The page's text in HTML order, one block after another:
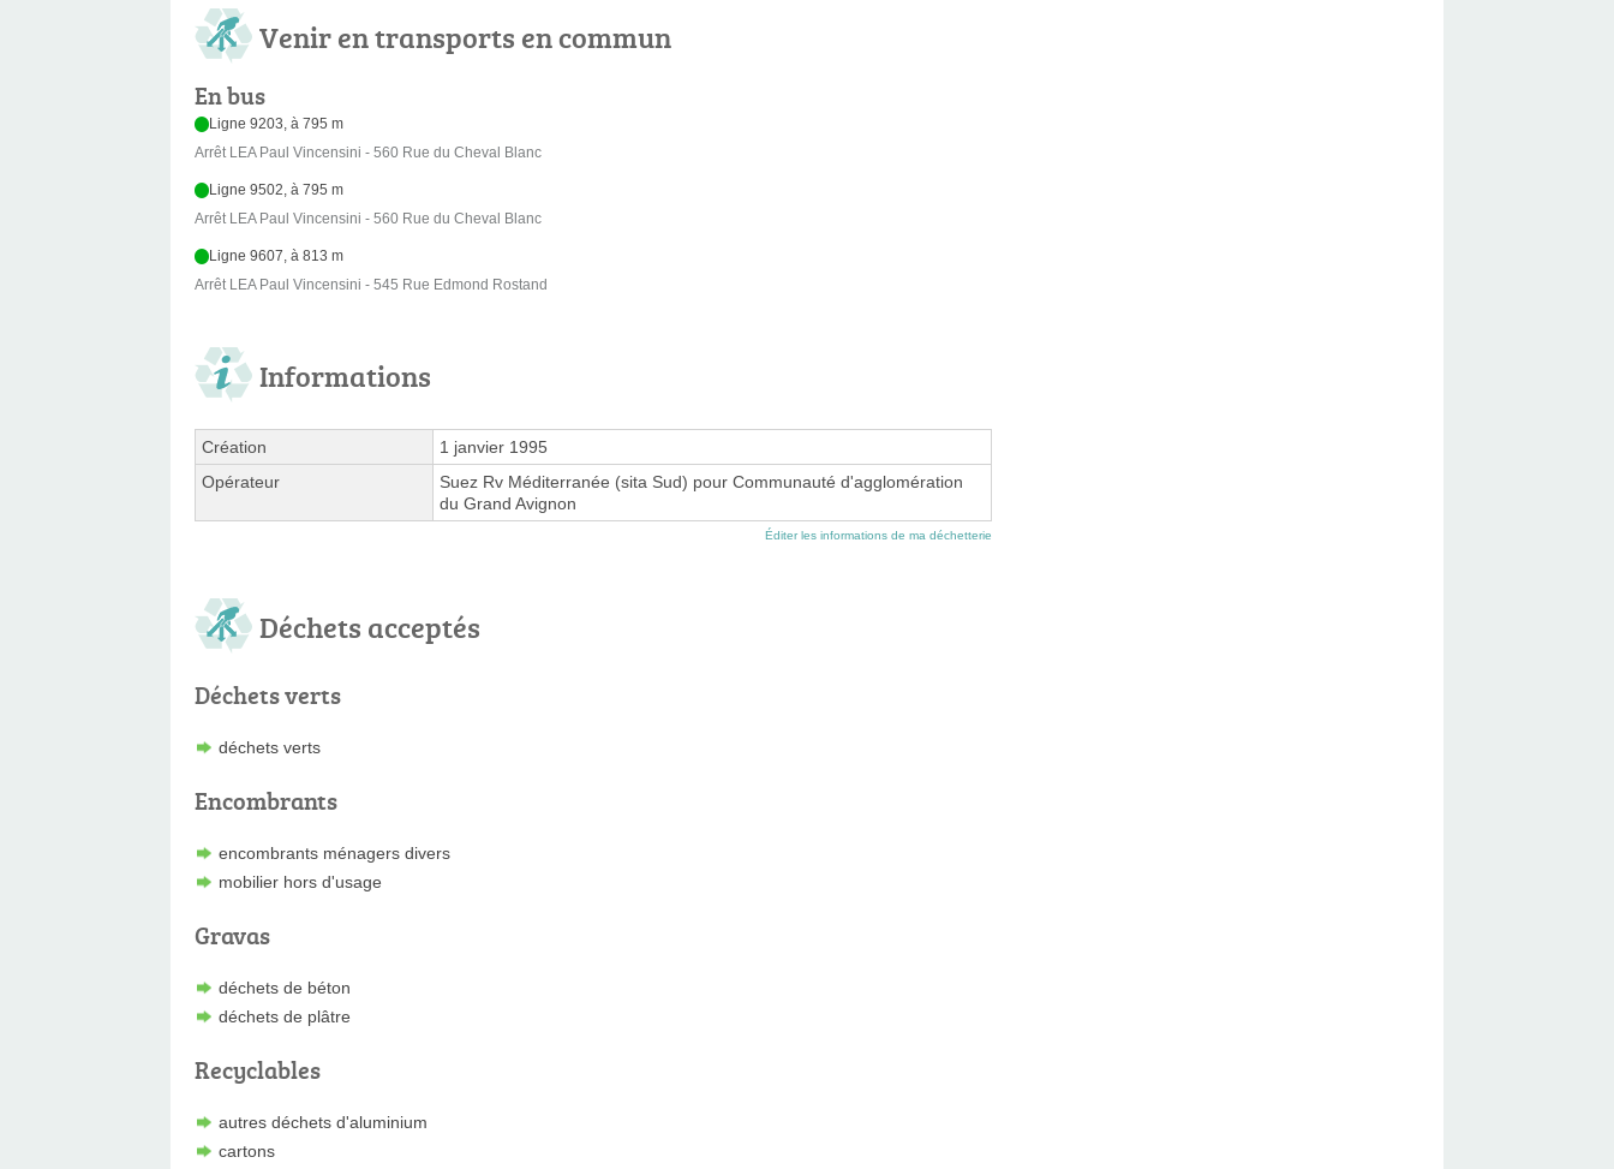
Venir en transports en commun
En bus
Ligne 9203, à 795 m
Arrêt LEA Paul Vincensini - 560 Rue du Cheval Blanc
Ligne 9502, à 795 m
Arrêt LEA Paul Vincensini - 560 Rue du Cheval Blanc
Ligne 9607, à 813 m
Arrêt LEA Paul Vincensini - 545 Rue Edmond Rostand
Informations
Création
1 janvier 1995
Opérateur
Suez Rv Méditerranée (sita Sud) pour Communauté d'agglomération
du Grand Avignon
Éditer les informations de ma déchetterie
Déchets acceptés
Déchets verts
déchets verts
Encombrants
encombrants ménagers divers
mobilier hors d'usage
Gravas
déchets de béton
déchets de plâtre
Recyclables
autres déchets d'aluminium
cartons